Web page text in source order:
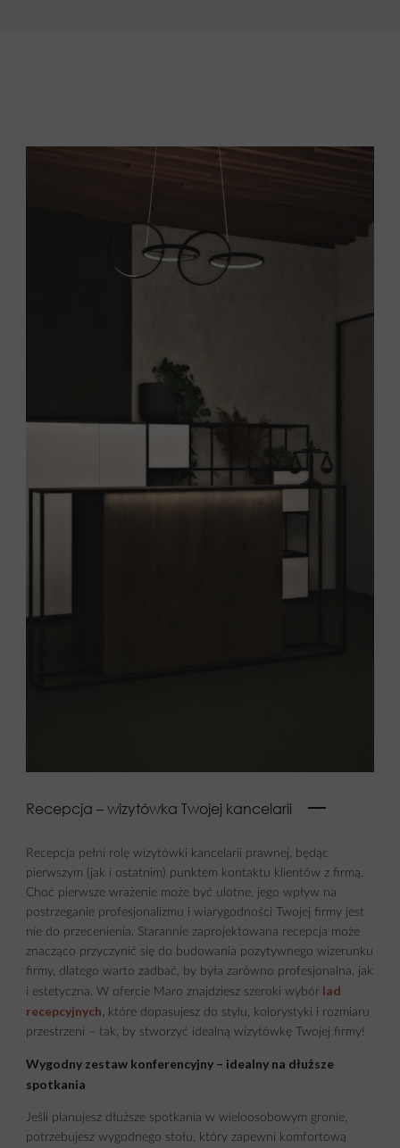
Recepcja – wizytówka Twojej kancelarii
Recepcja pełni rolę wizytówki kancelarii prawnej, będąc
pierwszym (jak i ostatnim) punktem kontaktu klientów z firmą.
Choć pierwsze wrażenie może być ulotne, jego wpływ na
postrzeganie profesjonalizmu i wiarygodności Twojej firmy jest
nie do przecenienia. Starannie zaprojektowana recepcja może
znacząco przyczynić się do budowania pozytywnego wizerunku
firmy, dlatego warto zadbać, by była zarówno profesjonalna, jak
i estetyczna. W ofercie Maro znajdziesz szeroki wybór lad
recepcyjnych, które dopasujesz do stylu, kolorystyki i rozmiaru
przestrzeni – tak, by stworzyć idealną wizytówkę Twojej firmy!
Wygodny zestaw konferencyjny – idealny na dłuższe
spotkania
Jeśli planujesz dłuższe spotkania w wieloosobowym gronie,
potrzebujesz wygodnego stołu, który zapewni komfortową